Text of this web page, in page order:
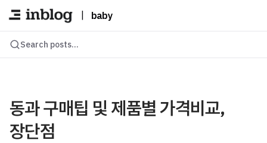
baby
Search posts...
동과 구매팁 및 제품별 가격비교,
장단점